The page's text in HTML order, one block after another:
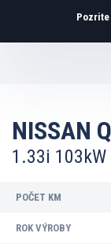
Pozrite
NISSAN
1.33i
POČET KM
ROK VÝROBY